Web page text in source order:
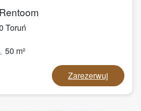
Toruń
50 m²
Zarezerwuj